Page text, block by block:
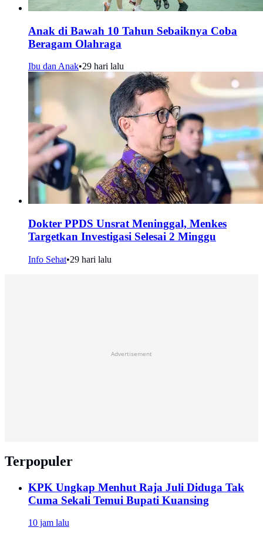
Anak di Bawah 10 Tahun Sebaiknya Coba
Beragam Olahraga
Ibu dan Anak•29 hari lalu
Dokter PPDS Unsrat Meninggal, Menkes
Targetkan Investigasi Selesai 2 Minggu
Info Sehat•29 hari lalu
Advertisement
Terpopuler
KPK Ungkap Menhut Raja Juli Diduga Tak
Cuma Sekali Temui Bupati Kuansing
10 jam lalu